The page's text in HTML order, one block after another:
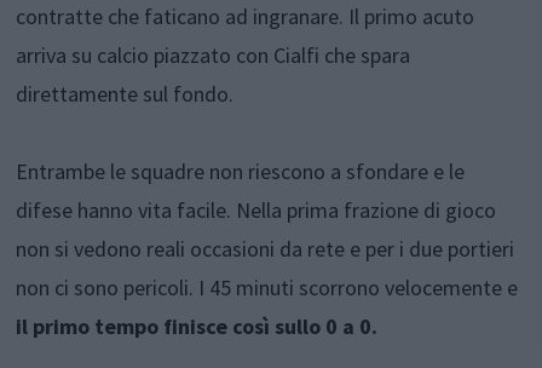
contratte che faticano ad ingranare. Il primo acuto
arriva su calcio piazzato con Cialfi che spara
direttamente sul fondo.
Entrambe le squadre non riescono a sfondare e le
difese hanno vita facile. Nella prima frazione di gioco
non si vedono reali occasioni da rete e per i due portieri
non ci sono pericoli. I 45 minuti scorrono velocemente e
il primo tempo finisce così sullo 0 a 0.